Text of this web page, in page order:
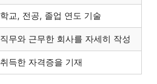
학교, 전공, 졸업 연도 기술
직무와 근무한 회사를 자세히 작성
취득한 자격증을 기재